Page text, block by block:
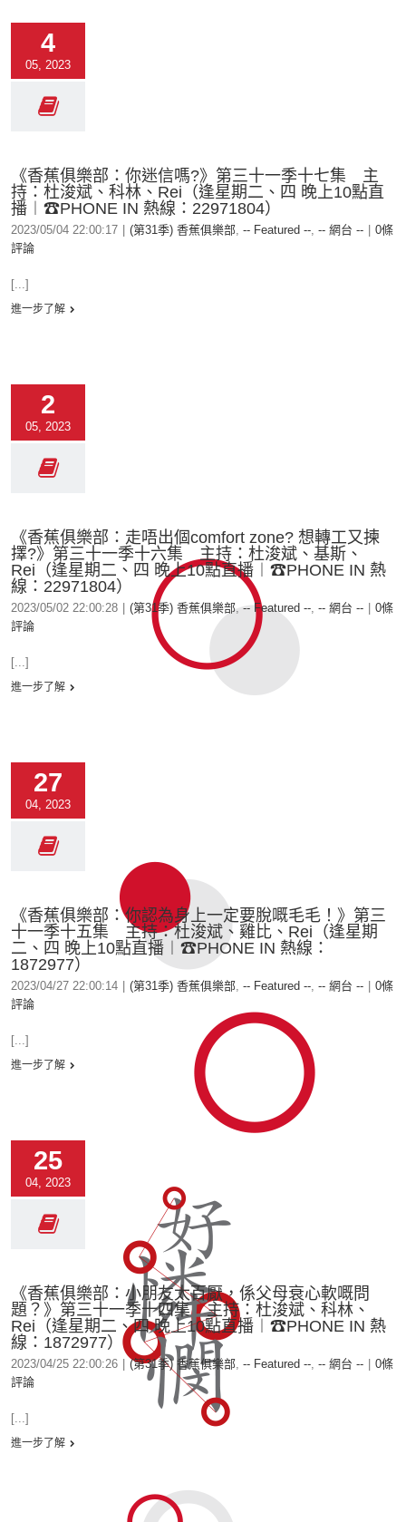
4
05, 2023
《香蕉俱樂部：你迷信嗎?》第三十一季十七集 主
持：杜浚斌、科林、Rei（逢星期二、四 晚上10點直
播︱☎PHONE IN 熱線：22971804）
2023/05/04 22:00:17 (第31季) 香蕉俱樂部, -- Featured --, -- 網台 --
0條
評論
[...]
進一步了解
2
05, 2023
《香蕉俱樂部：走唔出個comfort zone? 想轉工又揀
擇?》第三十一季十六集 主持：杜浚斌、基斯、
Rei（逢星期二、四 晚上10點直播︱☎PHONE IN 熱
線：22971804）
2023/05/02 22:00:28 (第31季) 香蕉俱樂部,-- Featured --, -- 網台 --
0條
評論
[...]
進一步了解
27
04, 2023
《香蕉俱樂部：你認為身上一定要脫嘅毛毛！》第三
十一季十五集 主持：杜浚斌、雞比、Rei（逢星期
二、四 晚上10點直播︱☎PHONE IN 熱線：
1872977）
2023/04/27 22:00:14 (第31季) 香蕉俱樂部, -- Featured --, -- 網台 --
0條
評論
[...]
進一步了解
25
04, 2023
《香蕉俱樂部：小朋友太百厭，係父母衰心軟嘅問
題？》第三十一季十四集 主持：杜浚斌、科林、
Rei（逢星期二、四 晚上10點直播︱☎PHONE IN 熱
線：1872977）
2023/04/25 22:00:26 (第31季) 香蕉俱樂部, -- Featured --, -- 網台 --
0條
評論
[...]
進一步了解